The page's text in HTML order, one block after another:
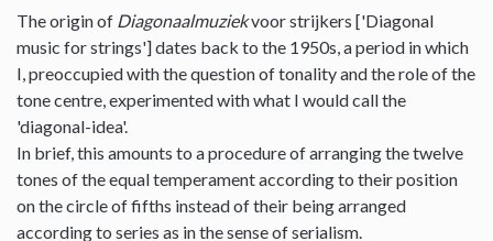
The origin of Diagonaalmuziekvoor strijkers ['Diagonal
music for strings'] dates back to the 1950s, a period in which
I, preoccupied with the question of tonality and the role of the
tone centre, experimented with what I would call the
'diagonal-idea'.
In brief, this amounts to a procedure of arranging the twelve
tones of the equal temperament according to their position
on the circle of fifths instead of their being arranged
according to series as in the sense of serialism.